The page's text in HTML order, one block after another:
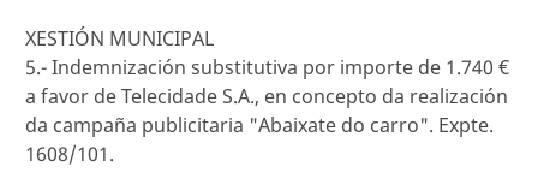
XESTIÓN MUNICIPAL
5.- Indemnización substitutiva por importe de 1.740 €
a favor de Telecidade S.A., en concepto da realización
da campaña publicitaria "Abaixate do carro". Expte.
1608/101.